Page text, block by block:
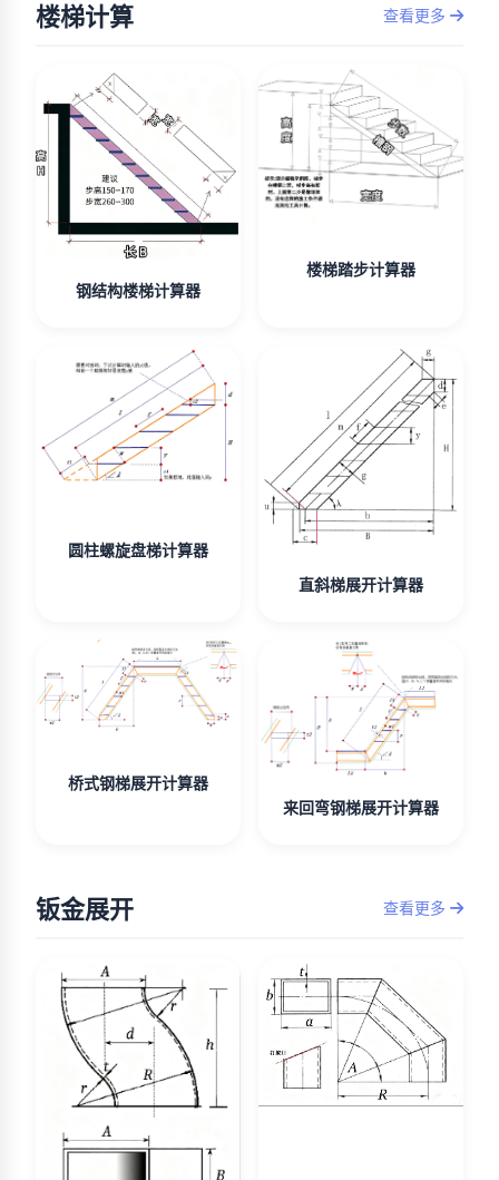
楼梯计算 查看更多
钢结构楼梯计算器
楼梯踏步计算器
圆柱螺旋盘梯计算器
直斜梯展开计算器
桥式钢梯展开计算器
来回弯钢梯展开计算器
钣金展开 查看更多